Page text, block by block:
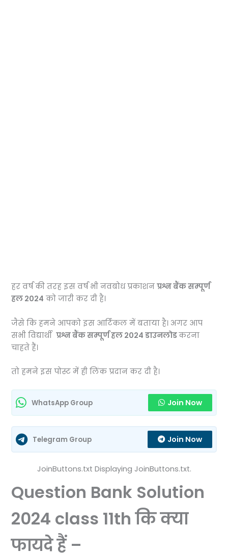
हर वर्ष की तरह इस वर्ष भी नवबोध प्रकाशनप्रश्न बैंक सम्पूर्ण
हल 2024 को जारी कर दी है।
जैसे कि हमने आपको इस आर्टिकल में बताया है। अगर आप
सभी विद्यार्थीप्रश्न बैंक सम्पूर्ण हल 2024 डाउनलोडकरना
चाहते हैं।
तो हमने इस पोस्ट में ही लिंक प्रदान कर दी है।
WhatsApp Group Join Now
Telegram Group Join Now
JoinButtons.txt Displaying JoinButtons.txt.
Question Bank Solution
2024 class 11th कि क्या
फायदे हैं –